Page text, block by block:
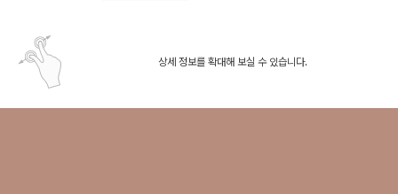
상세 정보를 확대해 보실 수 있습니다.